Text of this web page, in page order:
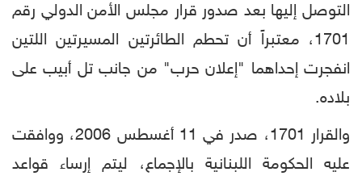
التوصل إليها بعد صدور قرار مجلس الأمن الدولي رقم
1701، معتبراً أن تحطم الطائرتين المسيرتين اللتين
انفجرت إحداهما "إعلان حرب" من جانب تل أبيب على
بلاده.
والقرار 1701، صدر في 11 أغسطس 2006، ووافقت
عليه الحكومة اللبنانية بالإجماع، ليتم إرساء قواعد